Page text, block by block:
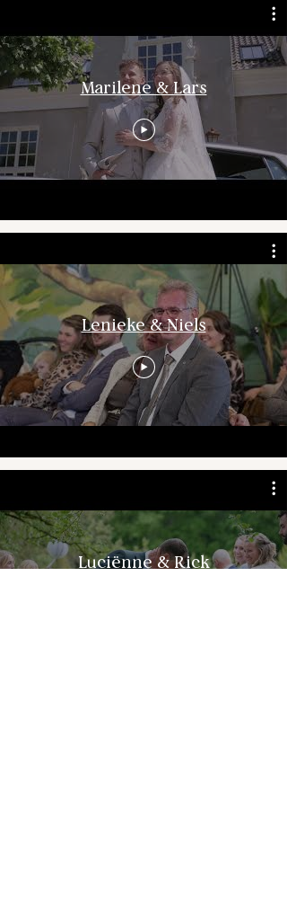
Marilene & Lars
Lenieke & Niels
Luciënne & Rick